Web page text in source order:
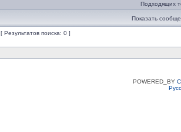
Подходящих
Показать
[ Результатов поиска: 0 ]
POWERED_BY